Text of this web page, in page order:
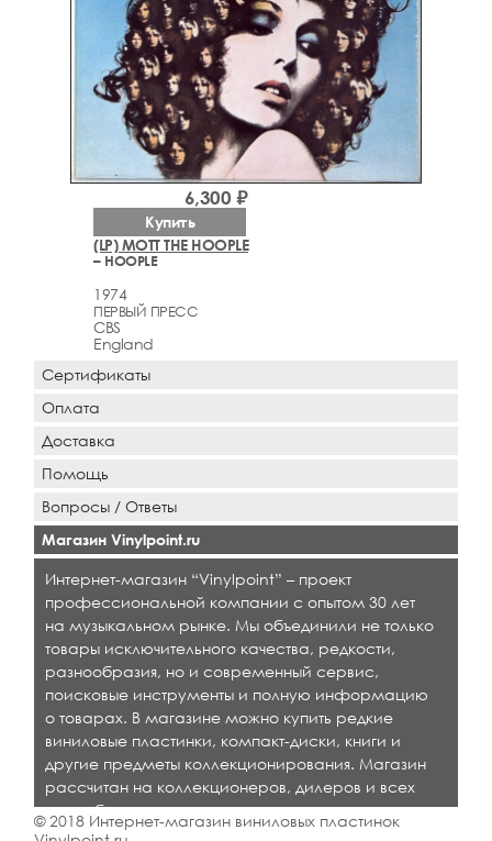
(LP) MOTT THE HOOPLE
– HOOPLE
1974
ПЕРВЫЙ ПРЕСС
CBS
England
6,300 ₽
Купить
Сертификаты
Оплата
Доставка
Помощь
Вопросы / Ответы
Магазин Vinylpoint.ru
Интернет-магазин “Vinylpoint” – проект
профессиональной компании с опытом 30 лет
на музыкальном рынке. Мы объединили не только
товары исключительного качества, редкости,
разнообразия, но и современный сервис,
поисковые инструменты и полную информацию
о товарах. В магазине можно купить редкие
виниловые пластинки, компакт-диски, книги и
другие предметы коллекционирования. Магазин
рассчитан на коллекционеров, дилеров и всех
кто любит качественную музыку.
© 2018 Интернет-магазин виниловых пластинок